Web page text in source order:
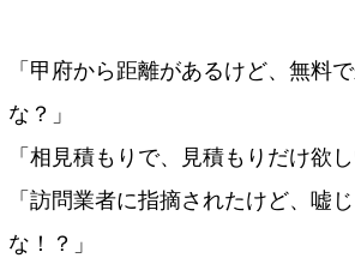
「甲府から距離があるけど、無料
な？」
「相見積もりで、見積もりだけ欲し
「訪問業者に指摘されたけど、嘘
な！？」